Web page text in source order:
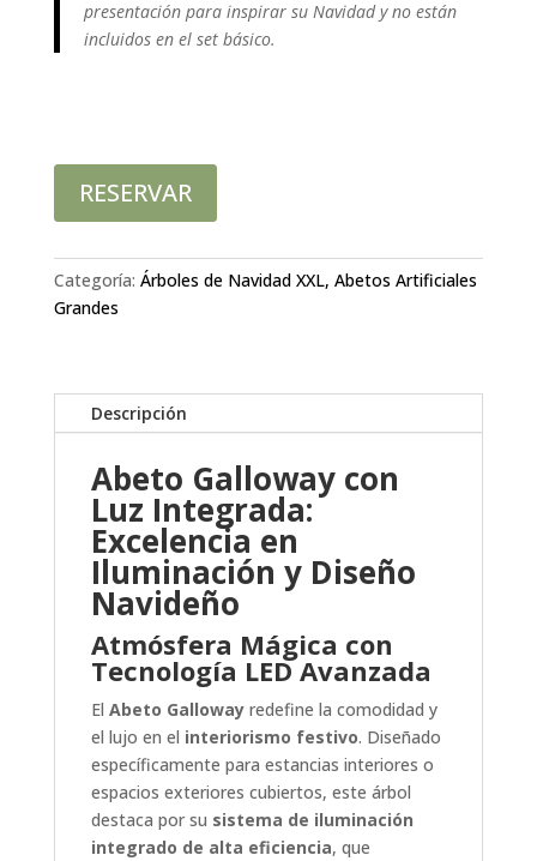
presentación para inspirar su Navidad y no están
incluidos en el set básico.
RESERVAR
Categoría: Árboles de Navidad XXL, Abetos Artificiales
Grandes
Descripción
Abeto Galloway con
Luz Integrada:
Excelencia en
Iluminación y Diseño
Navideño
Atmósfera Mágica con
Tecnología LED Avanzada
El Abeto Gallowayredefine la comodidad y
el lujo en el interiorismo festivo. Diseñado
específicamente para estancias interiores o
espacios exteriores cubiertos, este árbol
destaca por su sistema de iluminación
integrado de alta eficiencia, que